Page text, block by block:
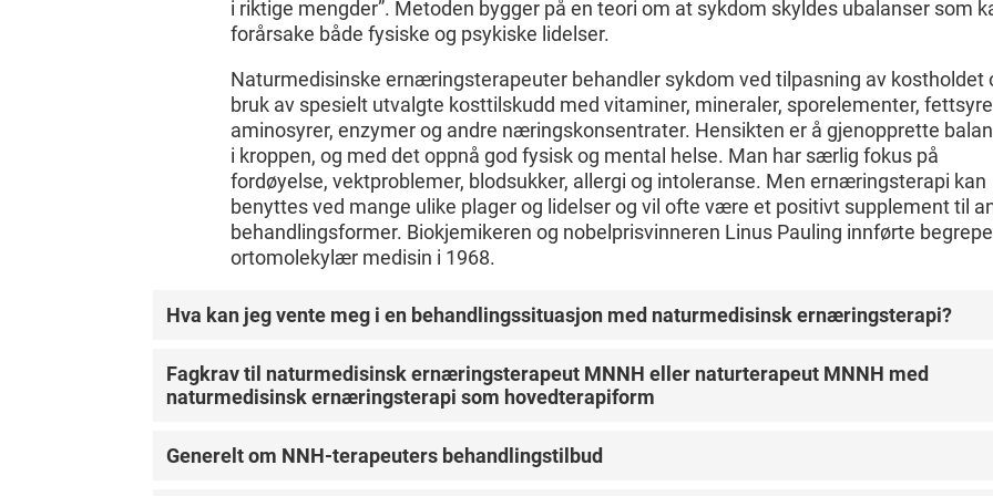
i riktige mengder”. Metoden bygger på en teori om at sykdom skyldes ubalanser som
forårsake både fysiske og psykiske lidelser.
Naturmedisinske ernæringsterapeuter behandler sykdom ved tilpasning av kostholdet
bruk av spesielt utvalgte kosttilskudd med vitaminer, mineraler, sporelementer,
aminosyrer, enzymer og andre næringskonsentrater. Hensikten er å gjenopprette
i kroppen, og med det oppnå god fysisk og mental helse. Man har særlig fokus på
fordøyelse, vektproblemer, blodsukker, allergi og intoleranse. Men ernæringsterapi kan
benyttes ved mange ulike plager og lidelser og vil ofte være et positivt supplement til
behandlingsformer. Biokjemikeren og nobelprisvinneren Linus Pauling innførte
ortomolekylær medisin i 1968.
Hva kan jeg vente meg i en behandlingssituasjon med naturmedisinsk ernæringsterapi?
forskjellige retninger innen ernæringsfeltet. Derfor vil tilnærmingen være forskjellig fra terapeut til
terapeut. Men den typiske konsultasjonen gjennomføres som en samtale og intervju med
Noen benytter et spørreskjema som sendes ut på forhånd, andre tar opp anamnesen i sin helhet i
Fagkrav til naturmedisinsk ernæringsterapeut MNNH eller naturterapeut MNNH med
naturmedisinsk ernæringsterapi som hovedterapiform
Generelle fag/VEKS-fag 50 undervisningstimer
Generelt om NNH-terapeuters behandlingstilbud